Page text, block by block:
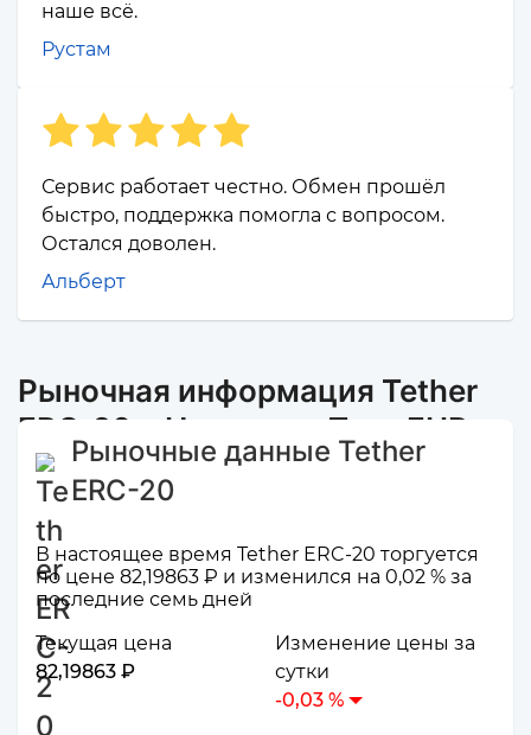
наше всё.
Рустам
Сервис работает честно. Обмен прошёл
быстро, поддержка помогла с вопросом.
Остался доволен.
Альберт
Рыночная информация Tether
ERC-20 и Наличные Тула EUR
Рыночные данные Tether
ERC-20
В настоящее время Tether ERC-20 торгуется
по цене 82,19863 ₽ и изменился на 0,02 % за
последние семь дней
Текущая цена
82,19863 ₽
Изменение цены за
сутки
-0,03 %